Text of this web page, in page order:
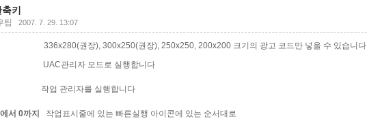
키
팁 2007. 7. 29. 13:07
336x280(권장), 300x250(권장), 250x250, 200x200 크기의 광고 코드만 넣을 수 있습니다.
관리자 모드로 실행합니다
업 관리자를 실행합니다
서 0까지 작업표시줄에 있는 빠른실행 아이콘에 있는 순서대로